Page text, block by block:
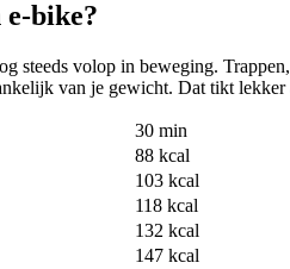
bike?
steeds volop in beweging.
van je gewicht. Dat tikt lekker
30 min
88 kcal
103 kcal
118 kcal
132 kcal
147 kcal